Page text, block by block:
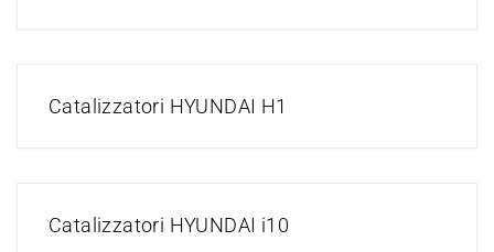
Catalizzatori HYUNDAI H1
Catalizzatori HYUNDAI i10